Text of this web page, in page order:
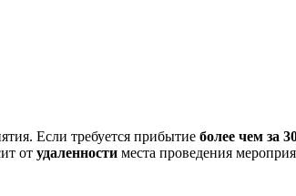
Если требуется прибытие более чем за
от удаленности места проведения